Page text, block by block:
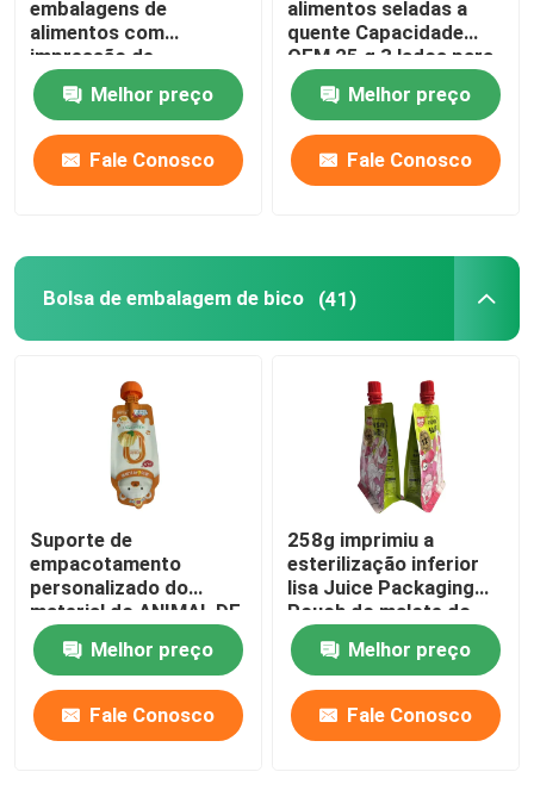
Malote detergente líquido
saco de empacotamento de mylar
embalagens de
alimentos com
impressão de
rotogravura de fundo
plano Bolsa para
embalagem de
castanha de caju
Melhor preço
Fale Conosco
alimentos seladas a
quente Capacidade
OEM 25 g 3 lados para
cima
Melhor preço
Fale Conosco
Bolsa de embalagem de bico (41)
Suporte de
empacotamento
personalizado do
material do ANIMAL DE
ESTIMAÇÃO do malote
do bico acima do saco
do bico
Melhor preço
Fale Conosco
258g imprimiu a
esterilização inferior
lisa Juice Packaging
Pouch do malote do
bico da retorta
Melhor preço
Fale Conosco